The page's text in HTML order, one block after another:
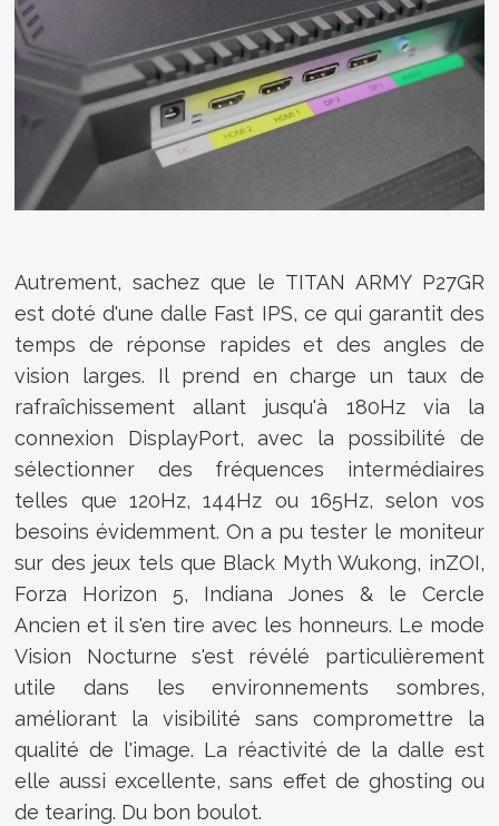
Autrement, sachez que le TITAN ARMY P27GR
est doté d'une dalle Fast IPS, ce qui garantit des
temps de réponse rapides et des angles de
vision larges. Il prend en charge un taux de
rafraîchissement allant jusqu'à 180Hz via la
connexion DisplayPort, avec la possibilité de
sélectionner des fréquences intermédiaires
telles que 120Hz, 144Hz ou 165Hz, selon vos
besoins évidemment. On a pu tester le moniteur
sur des jeux tels que Black Myth Wukong, inZOI,
Forza Horizon 5, Indiana Jones & le Cercle
Ancien et il s'en tire avec les honneurs. Le mode
Vision Nocturne s'est révélé particulièrement
utile dans les environnements sombres,
améliorant la visibilité sans compromettre la
qualité de l'image. La réactivité de la dalle est
elle aussi excellente, sans effet de ghosting ou
de tearing. Du bon boulot.